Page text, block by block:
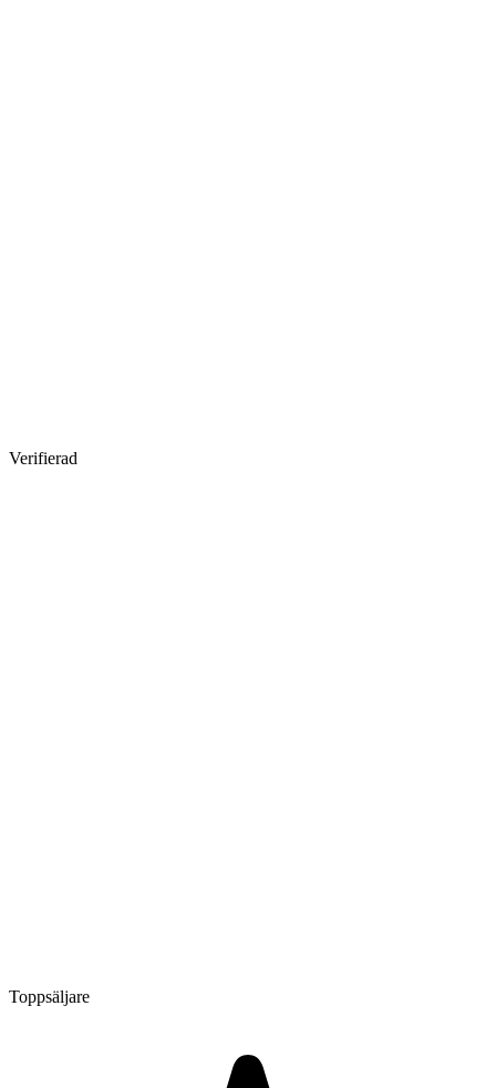
Verifierad
Toppsäljare